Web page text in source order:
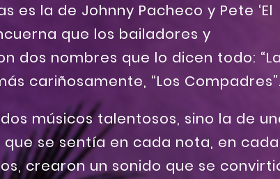
es la de Johnny Pacheco y Pete ‘El
que los bailadores y
dos nombres que lo dicen todo: “La
cariñosamente, “Los Compadres”.
músicos talentosos, sino la de
se sentía en cada nota, en cada
crearon un sonido que se